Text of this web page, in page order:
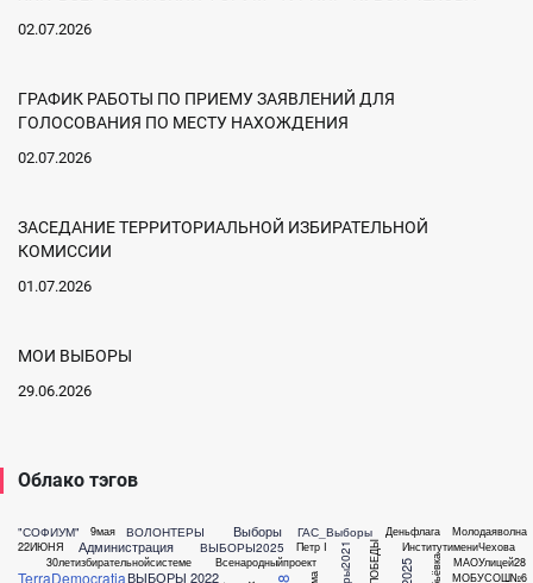
02.07.2026
ГРАФИК РАБОТЫ ПО ПРИЕМУ ЗАЯВЛЕНИЙ ДЛЯ
ГОЛОСОВАНИЯ ПО МЕСТУ НАХОЖДЕНИЯ
02.07.2026
ЗАСЕДАНИЕ ТЕРРИТОРИАЛЬНОЙ ИЗБИРАТЕЛЬНОЙ
КОМИССИИ
01.07.2026
МОИ ВЫБОРЫ
29.06.2026
Облако тэгов
"СОФИУМ"
22ИЮНЯ
30летизбирательнойсистеме
9мая
TerraDemocratia
Администрация
ВОЛОНТЕРЫ
ВЫБОРЫ 2022
ВЫБОРЫ2025
Всенародныйпроект
Выборы ГАС_Выборы Деньфлага
ИнститутимениЧехова
МАОУлицей28
МОБУСОШ№6
Молодаяволна
Петр I